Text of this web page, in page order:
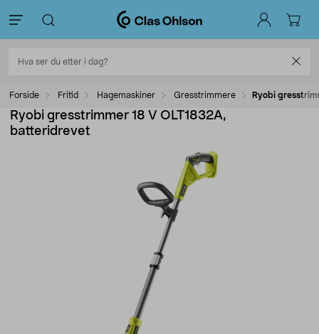
Forside Fritid Hagemaskiner Gresstrimmere Ryobi
Ryobi gresstrimmer 18 V OLT1832A,
batteridrevet